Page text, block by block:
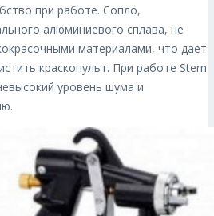
при работе. Сопло,
алюминиевого сплава, не
материалами, что дает
краскопульт. При работе Stern
уровень шума и